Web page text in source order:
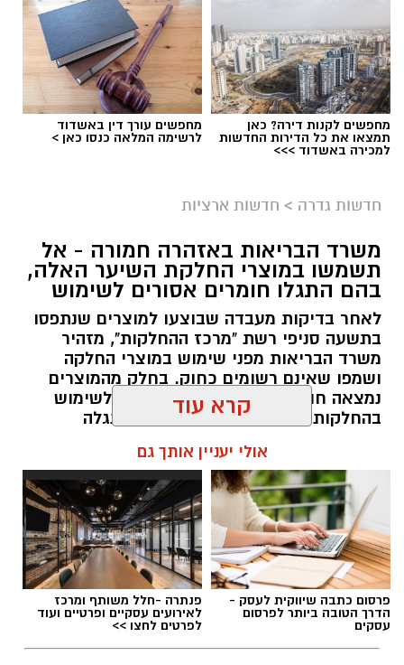
במסגרת התפקיד יידרש המועמד להוביל את תחום
מקצועי, לפתח תוכניות חינוכיות, ליצור אירועי תוכן
ופרויקטים ייחודיים ולעבוד מול קהלים מגוונים, תוך
חיבור בין עולם התרבות, החינוך והקהילה.
בין דרישות התפקיד:
תואר אקדמי המוכר על ידי המועצה להשכלה
גבוהה.
ניסיון בפיתוח הדרכה ועמידה מול קהל.
ניסיון ויכולת בניהול והובלת צוות.
יכולת לפיתוח והפקת פרויקטים מיוחדים
ואירועי תוכן.
חשיבה עצמאית ורב־תחומית.
יחסי אנוש מצוינים, יוזמה ויצירתיות.
במוזיאון מציינים כי הם מחפשים מועמד או מועמדת
מחפשים לקנות דירה? כאן
תמצאו את כל הדירות החדשות
למכירה באשדוד >>>
מחפשים עורך דין באשדוד
לרשימה המלאה כנסו כאן >
חדשות גדרה > חדשות ארציות
משרד הבריאות באזהרה חמורה - אל
תשמשו במוצרי החלקת השיער האלה,
בהם התגלו חומרים אסורים לשימוש
לאחר בדיקות מעבדה שבוצעו למוצרים שנתפסו
בתשעה סניפי רשת "מרכז ההחלקות", מזהיר
משרד הבריאות מפני שימוש במוצרי החלקה
ושמפו שאינם רשומים כחוק. בחלק מהמוצרים
נמצאה חומצה גליאוקסילית האסורה לשימוש
בהחלקות שיער, ובמוצרים נוספים התגלה
מנהל האתר / 08:34 07.08.26
תגים:משרד הבריאות חומרים מסוכנים , מרכז
קרא עוד
אולי יעניין אותך גם
פרסום כתבה שיווקית לעסק -
הדרך הטובה ביותר לפרסום לאירועים עסקיים ופרטיים ועוד